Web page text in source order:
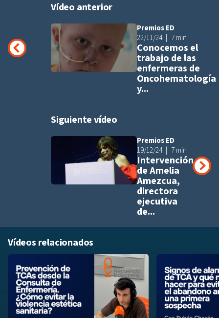
Vídeo anterior
Añadir a
Premios ED
22/11/24
7 min
Conocemos el
trabajo de las
enfermeras de
Oncohematología
y...
Siguiente vídeo
Añadir a
Premios ED
19/12/24
7 min
Intervención
de Amelia
Amezcua,
directora
ejecutiva
de...
Vídeos relacionados
Añadir a